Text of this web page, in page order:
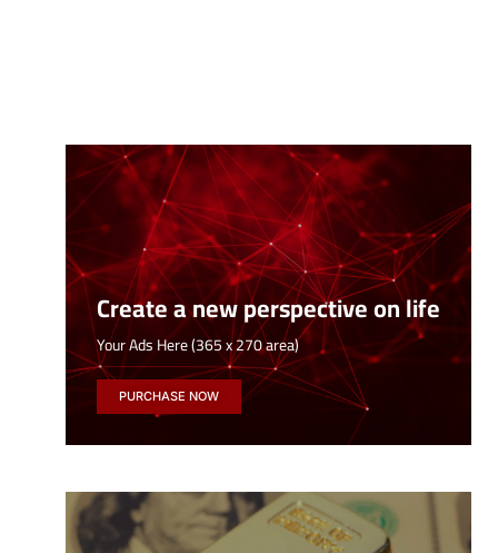
Create a new perspective on life
Your Ads Here (365 x 270 area)
PURCHASE NOW